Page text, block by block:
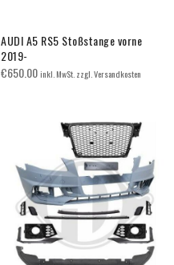
AUDI A5 RS5 Stoßstange vorne
2019-
€650.00inkl. MwSt. zzgl. Versandkosten